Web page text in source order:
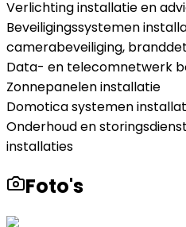
Verlichting installatie en
Beveiligingssystemen
camerabeveiliging,
Data- en telecomnetwerk
Zonnepanelen installatie
Domotica systemen
Onderhoud en
installaties
Foto's